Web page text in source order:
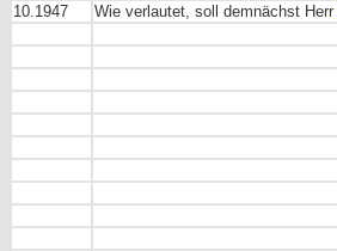
10.1947 Wie verlautet, soll demnächst Herr